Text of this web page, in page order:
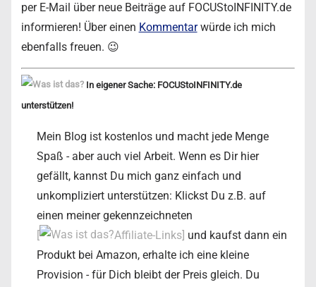
per E-Mail über neue Beiträge auf FOCUStoINFINITY.de
informieren! Über einen Kommentarwürde ich mich
ebenfalls freuen. 😉
In eigener Sache: FOCUStoINFINITY.de
unterstützen!
Mein Blog ist kostenlos und macht jede Menge
Spaß - aber auch viel Arbeit. Wenn es Dir hier
gefällt, kannst Du mich ganz einfach und
unkompliziert unterstützen: Klickst Du z.B. auf
einen meiner gekennzeichneten
[
Affiliate-Links] und kaufst dann ein
Produkt bei Amazon, erhalte ich eine kleine
Provision - für Dich bleibt der Preis gleich. Du